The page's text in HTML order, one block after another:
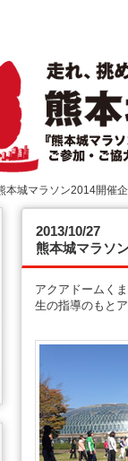
本城マラソン2014開催
2013/10/27
熊本城マラソ
アクアドームく
生の指導のもと